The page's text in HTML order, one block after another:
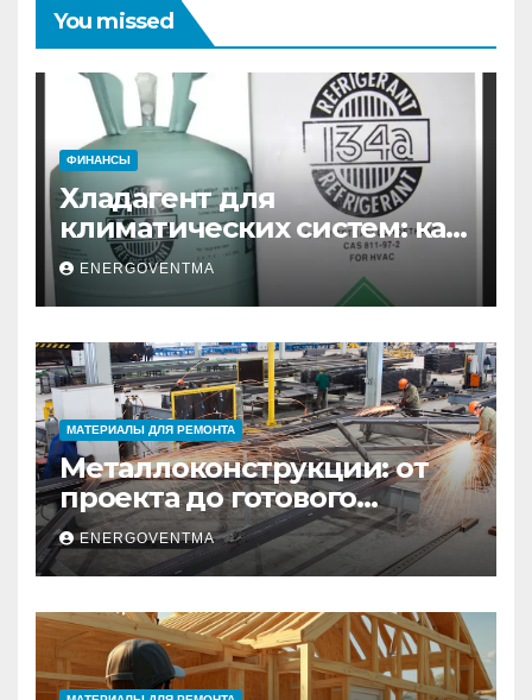
You missed
ФИНАНСЫ
Хладагент для
климатических систем: как
выбрать и купить фреон в
Санкт-Петербурге
ENERGOVENTMA
МАТЕРИАЛЫ ДЛЯ РЕМОНТА
Металлоконструкции: от
проекта до готового
изделия – полный
практический гид
ENERGOVENTMA